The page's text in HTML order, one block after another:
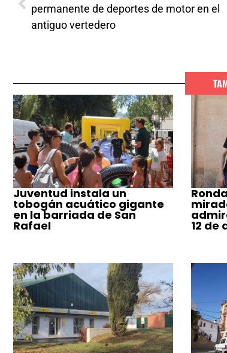
permanente de deportes de motor en el
antiguo vertedero
Juventud instala un
tobogán acuático gigante
en la barriada de San
Rafael 12 de